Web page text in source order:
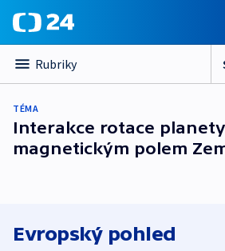
Rubriky
TÉMA
Interakce rotace
magnetickým polem
Evropský pohled